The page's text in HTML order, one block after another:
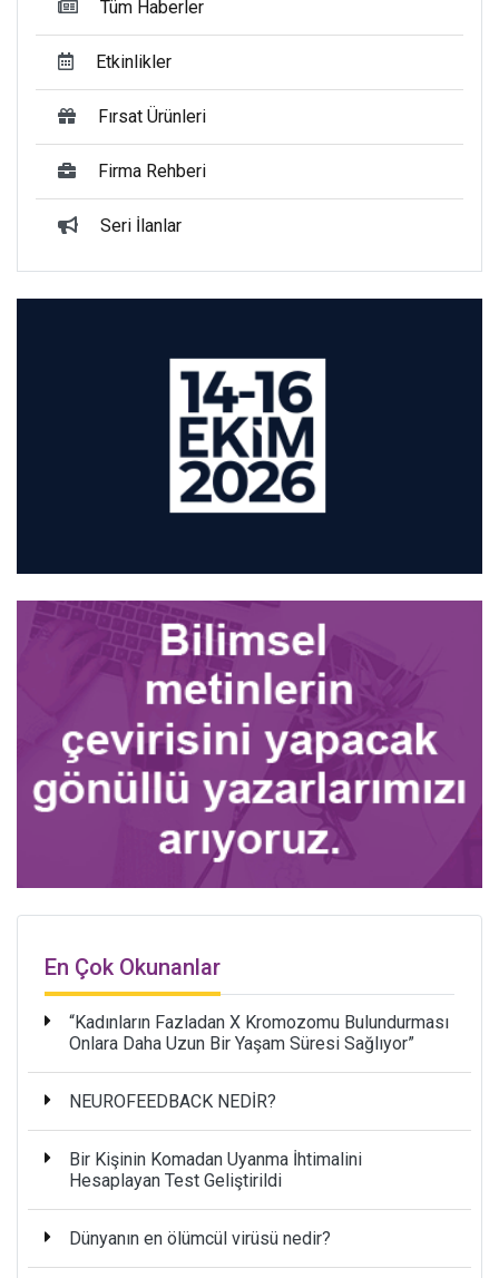
Tüm Haberler
Etkinlikler
Fırsat Ürünleri
Firma Rehberi
Seri İlanlar
En Çok Okunanlar
“Kadınların Fazladan X Kromozomu Bulundurması
Onlara Daha Uzun Bir Yaşam Süresi Sağlıyor”
NEUROFEEDBACK NEDİR?
Bir Kişinin Komadan Uyanma İhtimalini
Hesaplayan Test Geliştirildi
Dünyanın en ölümcül virüsü nedir?